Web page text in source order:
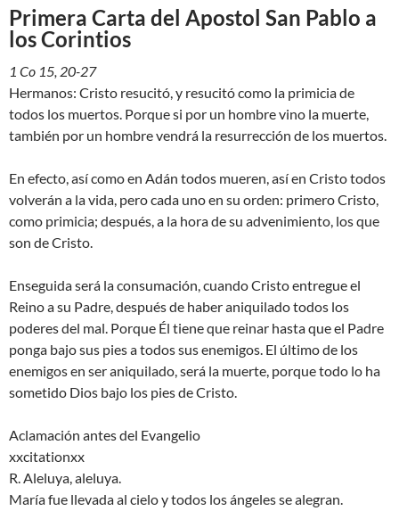
Primera Carta del Apostol San Pablo a
los Corintios
1 Co 15, 20-27
Hermanos: Cristo resucitó, y resucitó como la primicia de
todos los muertos. Porque si por un hombre vino la muerte,
también por un hombre vendrá la resurrección de los muertos.
En efecto, así como en Adán todos mueren, así en Cristo todos
volverán a la vida, pero cada uno en su orden: primero Cristo,
como primicia; después, a la hora de su advenimiento, los que
son de Cristo.
Enseguida será la consumación, cuando Cristo entregue el
Reino a su Padre, después de haber aniquilado todos los
poderes del mal. Porque Él tiene que reinar hasta que el Padre
ponga bajo sus pies a todos sus enemigos. El último de los
enemigos en ser aniquilado, será la muerte, porque todo lo ha
sometido Dios bajo los pies de Cristo.
Aclamación antes del Evangelio
xxcitationxx
R. Aleluya, aleluya.
María fue llevada al cielo y todos los ángeles se alegran.